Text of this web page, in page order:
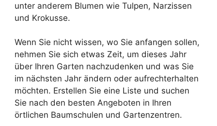
unter anderem Blumen wie Tulpen, Narzissen
und Krokusse.
Wenn Sie nicht wissen, wo Sie anfangen sollen,
nehmen Sie sich etwas Zeit, um dieses Jahr
über Ihren Garten nachzudenken und was Sie
im nächsten Jahr ändern oder aufrechterhalten
möchten. Erstellen Sie eine Liste und suchen
Sie nach den besten Angeboten in Ihren
örtlichen Baumschulen und Gartenzentren.